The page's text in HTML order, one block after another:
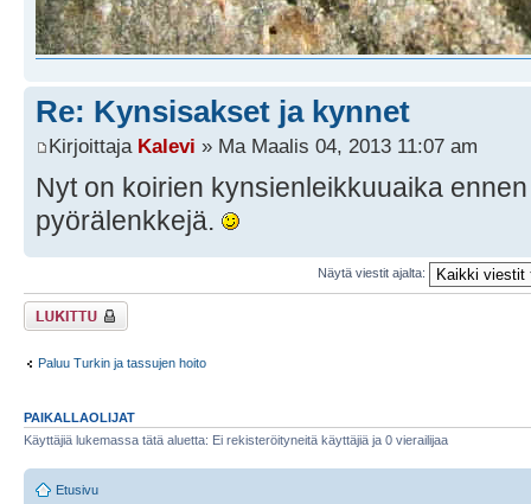
Re: Kynsisakset ja kynnet
Kirjoittaja Kalevi » Ma Maalis 04, 2013 11:07 am
Nyt on koirien kynsienleikkuuaika
pyörälenkkejä.
Näytä viestit ajalta:
Viestiketju on
lukittu
Paluu Turkin ja tassujen hoito
PAIKALLAOLIJAT
Käyttäjiä lukemassa tätä aluetta: Ei rekisteröityneitä käyttäjiä ja 0 vierailijaa
Etusivu